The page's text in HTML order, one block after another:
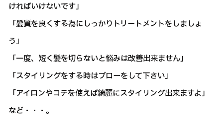
ければいけないです」
「髪質を良くする為にしっかりトリートメントをしましょ
う」
「一度、短く髪を切らないと悩みは改善出来ません」
「スタイリングをする時はブローをして下さい」
「アイロンやコテを使えば綺麗にスタイリング出来ますよ」
など・・・。